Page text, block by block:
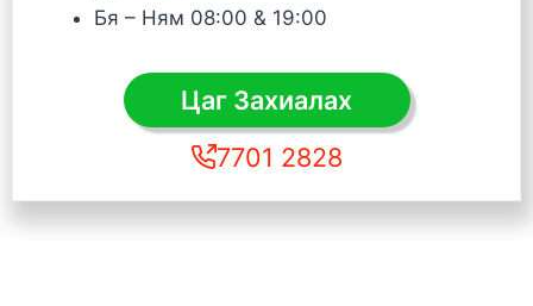
Бя – Ням 08:00 & 19:00
Цаг Захиалах
7701 2828